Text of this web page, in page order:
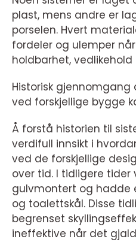
plast, mens andre er
porselen. Hvert
fordeler og ulemper
holdbarhet, vedlikehold
Historisk
ved forskjellige bygge
Å forstå historien til
verdifull innsikt i
ved de forskjellige
over tid. I tidligere tider
gulvmontert og hadde
og toalettskål. Disse
begrenset
ineffektive når det